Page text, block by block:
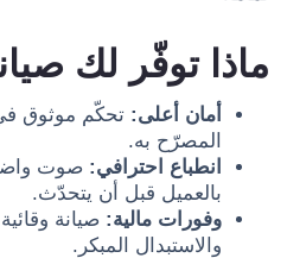
ماذا توفّر لك
أمان أعلى: تحكّم موثوق
المصرّح به.
انطباع احترافي: صوت
بالعميل قبل أن يتحدّث.
وفورات مالية: صيانة
والاستبدال المبكر.